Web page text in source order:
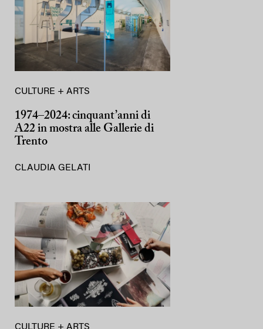
CULTURE + ARTS
1974–2024: cinquant’anni di
A22 in mostra alle Gallerie di
Trento
CLAUDIA GELATI